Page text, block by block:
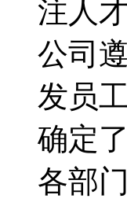
注人
公司
发员
确定
各部